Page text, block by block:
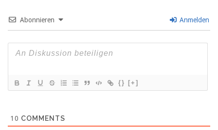
Abonnieren Anmelden
{} [+]
10 COMMENTS